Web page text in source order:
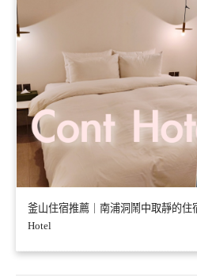
釜山住宿推薦｜南浦洞鬧中取靜的住
Hotel